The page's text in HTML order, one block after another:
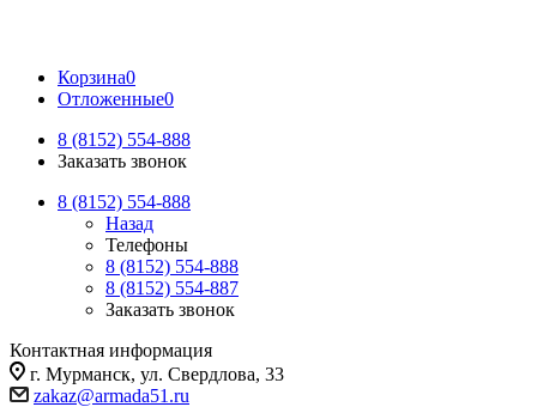
Корзина0
Отложенные0
8 (8152) 554-888
Заказать звонок
8 (8152) 554-888
Назад
Телефоны
8 (8152) 554-888
8 (8152) 554-887
Заказать звонок
Контактная информация
г. Мурманск, ул. Свердлова, 33
zakaz@armada51.ru